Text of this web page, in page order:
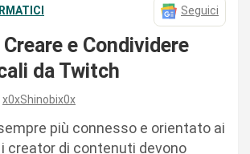
Seguici
e Condividere
da Twitch
x0xShinobix0x
più connesso e orientato ai
creator di contenuti devono